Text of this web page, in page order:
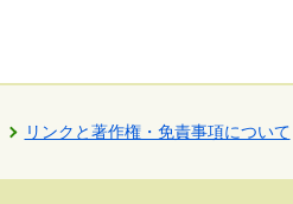
リンクと著作権・免責事項について